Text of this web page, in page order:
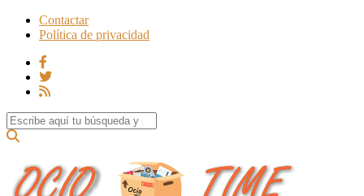
Contactar
Política de privacidad
Search for: